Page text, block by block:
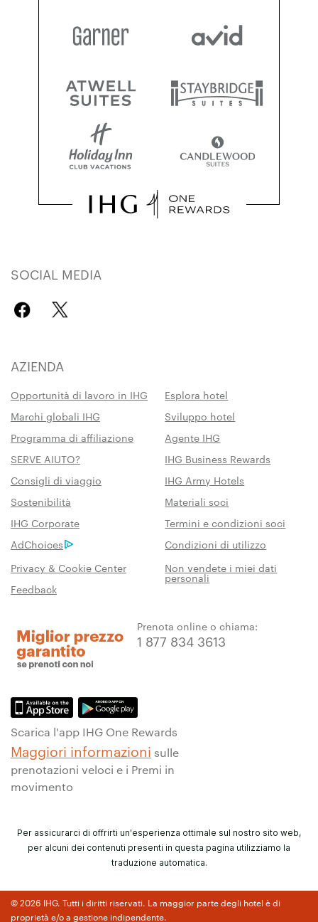
SOCIAL MEDIA
AZIENDA
Opportunità di lavoro in IHG
Esplora hotel
Marchi globali IHG
Sviluppo hotel
Programma di affiliazione
Agente IHG
SERVE AIUTO?
IHG Business Rewards
Consigli di viaggio
IHG Army Hotels
Sostenibilità
Materiali soci
IHG Corporate
Termini e condizioni soci
AdChoices
Condizioni di utilizzo
Privacy & Cookie Center
Non vendete i miei dati
personali
Feedback
Prenota online o chiama:
1 877 834 3613
Scarica l'app IHG One Rewards
Maggiori informazioni sulle
prenotazioni veloci e i Premi in
movimento
Per assicurarci di offrirti un'esperienza ottimale sul nostro sito web,
per alcuni dei contenuti presenti in questa pagina utilizziamo la
traduzione automatica.
© 2026 IHG. Tutti i diritti riservati. La maggior parte degli hotel è di
proprietà e/o a gestione indipendente.